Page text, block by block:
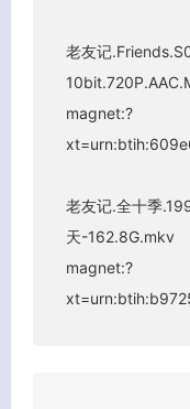
老友记
magnet:?
老友记.全十季
天-162.8G.mkv
magnet:?